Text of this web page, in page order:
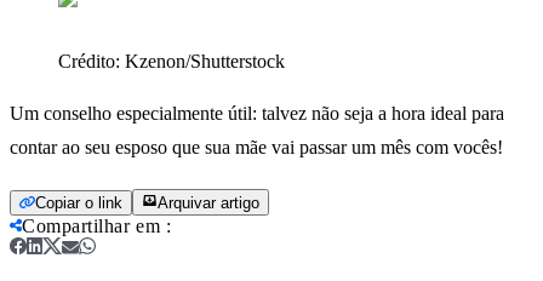
Crédito: Kzenon/Shutterstock
Um conselho especialmente útil: talvez não seja a hora ideal para
contar ao seu esposo que sua mãe vai passar um mês com vocês!
Copiar o link Arquivar artigo
Compartilhar em :